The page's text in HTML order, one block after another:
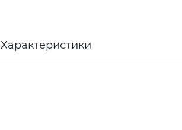
Характеристики